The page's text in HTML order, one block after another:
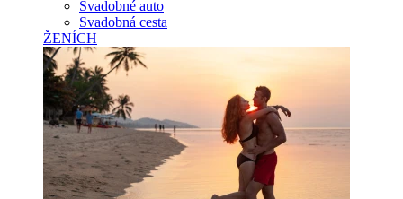
Svadobné auto
Svadobná cesta
ŽENÍCH